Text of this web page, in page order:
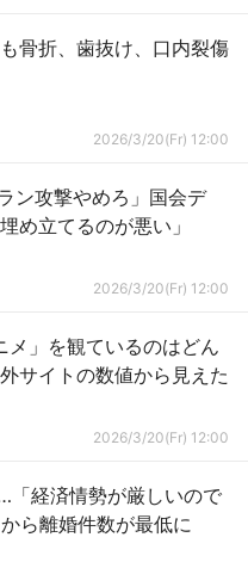
骨折、歯抜け、口内裂傷
2026/3/20(Fr) 12:00
ン攻撃やめろ」国会デ
立てるのが悪い」
2026/3/20(Fr) 12:00
メ」を観ているのはどん
サイトの数値から見えた
2026/3/20(Fr) 12:00
経済情勢が厳しいので
ら離婚件数が最低に